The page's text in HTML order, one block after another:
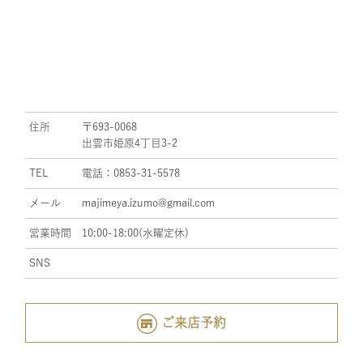
住所
〒693-0068
出雲市姫原4丁目3-2
TEL 電話：0853-31-5578
メール majimeya.izumo@gmail.com
営業時間 10:00-18:00(水曜定休)
SNS
ご来店予約